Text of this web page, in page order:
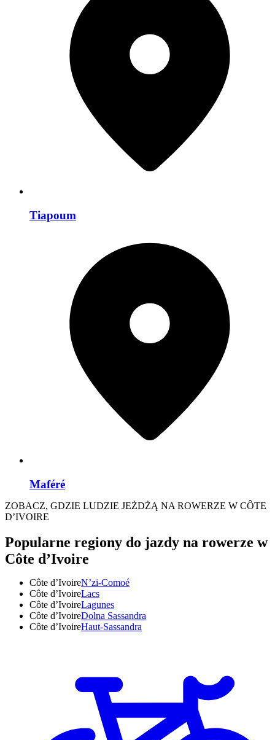
Tiapoum
Maféré
ZOBACZ, GDZIE LUDZIE JEŻDŻĄ NA ROWERZE W CÔTE
D’IVOIRE
Popularne regiony do jazdy na rowerze w
Côte d’Ivoire
Côte d’IvoireN’zi-Comoé
Côte d’IvoireLacs
Côte d’IvoireLagunes
Côte d’IvoireDolna Sassandra
Côte d’IvoireHaut-Sassandra